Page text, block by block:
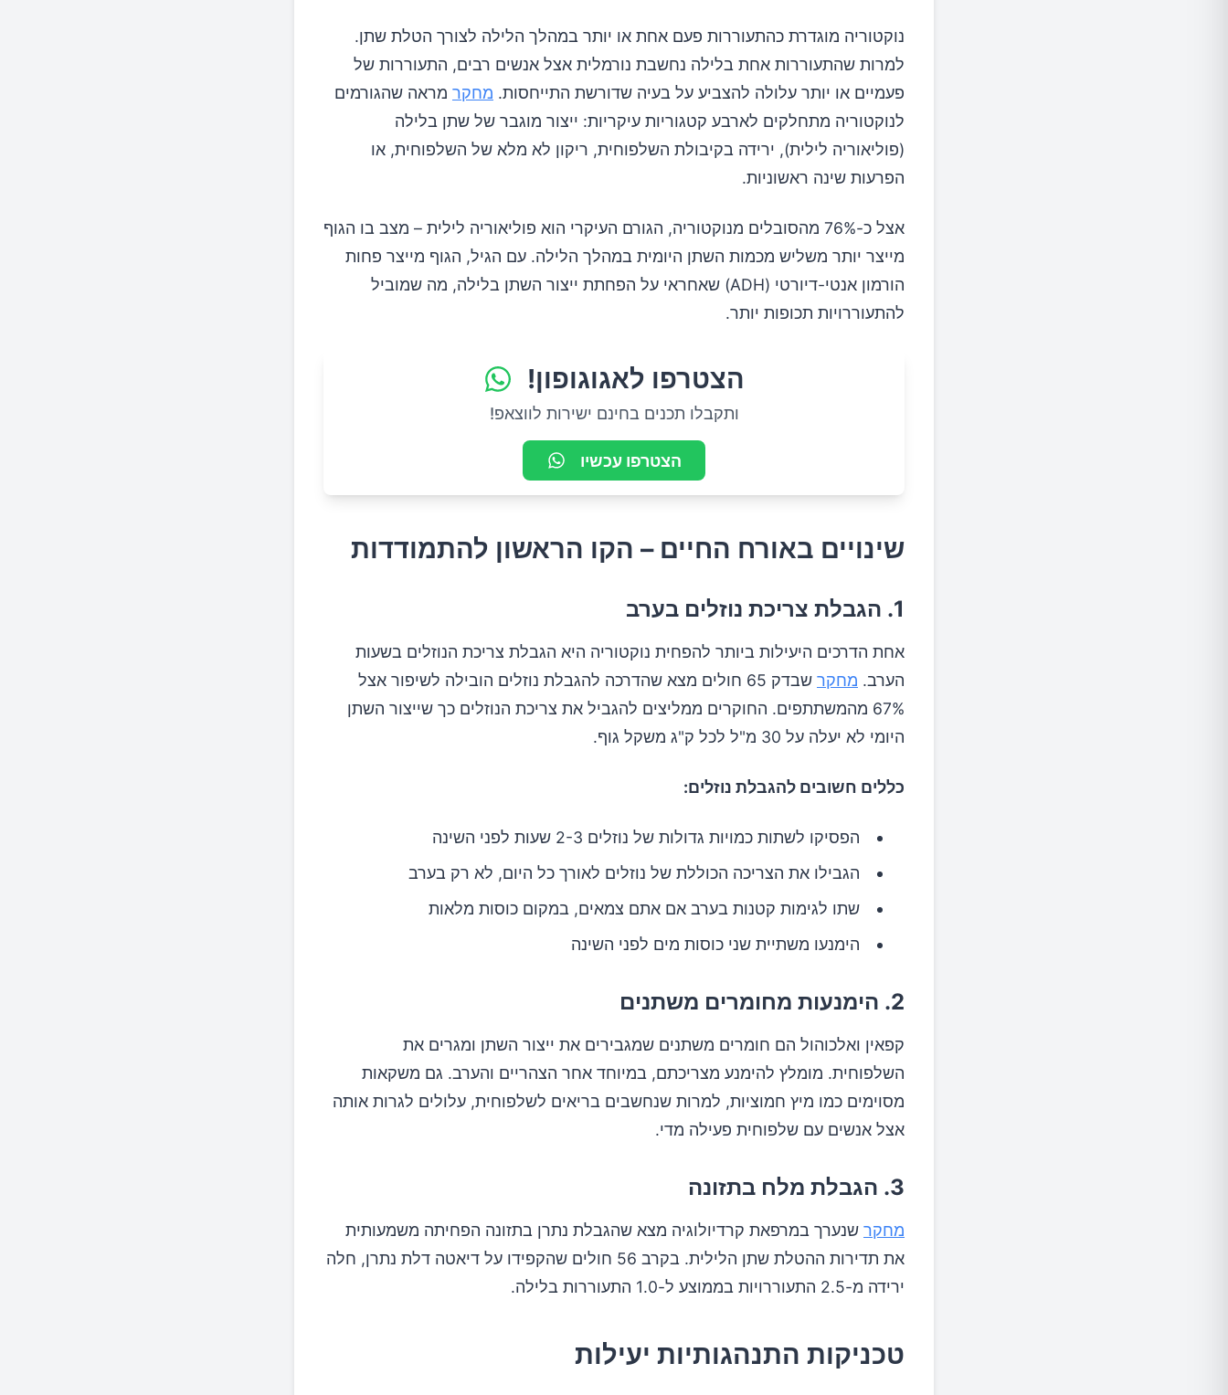
טיפולים תרופתיים – כאשר שינויי אורח חיים אינם מספיקים
גישה משולבת לטיפול מוצלח
חידושים ומחקרים עדכניים
נוקטוריה מוגדרת כהתעוררות פעם אחת או יותר במהלך הלילה לצורך הטלת שתן.
למרות שהתעוררות אחת בלילה נחשבת נורמלית אצל אנשים רבים, התעוררות של
פעמיים או יותר עלולה להצביע על בעיה שדורשת התייחסות. מחקר מראה שהגורמים
לנוקטוריה מתחלקים לארבע קטגוריות עיקריות: ייצור מוגבר של שתן בלילה
(פוליאוריה לילית), ירידה בקיבולת השלפוחית, ריקון לא מלא של השלפוחית, או
הפרעות שינה ראשוניות.
אצל כ-76% מהסובלים מנוקטוריה, הגורם העיקרי הוא פוליאוריה לילית – מצב בו הגוף
מייצר יותר משליש מכמות השתן היומית במהלך הלילה. עם הגיל, הגוף מייצר פחות
הורמון אנטי-דיורטי (ADH) שאחראי על הפחתת ייצור השתן בלילה, מה שמוביל
להתעוררויות תכופות יותר.
הצטרפו לאגוגופון!
ותקבלו תכנים בחינם ישירות לווצאפ!
הצטרפו עכשיו
שינויים באורח החיים – הקו הראשון להתמודדות
1. הגבלת צריכת נוזלים בערב
אחת הדרכים היעילות ביותר להפחית נוקטוריה היא הגבלת צריכת הנוזלים בשעות
הערב. מחקר
שבדק 65 חולים מצא שהדרכה להגבלת נוזלים הובילה לשיפור אצל
67% מהמשתתפים. החוקרים ממליצים להגביל את צריכת הנוזלים כך שייצור השתן
היומי לא יעלה על 30 מ"ל לכל ק"ג משקל גוף.
כללים חשובים להגבלת נוזלים:
הפסיקו לשתות כמויות גדולות של נוזלים 2-3 שעות לפני השינה
הגבילו את הצריכה הכוללת של נוזלים לאורך כל היום, לא רק בערב
שתו לגימות קטנות בערב אם אתם צמאים, במקום כוסות מלאות
הימנעו משתיית שני כוסות מים לפני השינה
2. הימנעות מחומרים משתנים
קפאין ואלכוהול הם חומרים משתנים שמגבירים את ייצור השתן ומגרים את
השלפוחית. מומלץ להימנע מצריכתם, במיוחד אחר הצהריים והערב. גם משקאות
מסוימים כמו מיץ חמוציות, למרות שנחשבים בריאים לשלפוחית, עלולים לגרות אותה
אצל אנשים עם שלפוחית פעילה מדי.
3. הגבלת מלח בתזונה
מחקר שנערך במרפאת קרדיולוגיה מצא שהגבלת נתרן בתזונה הפחיתה משמעותית
את תדירות ההטלת שתן הלילית. בקרב 56 חולים שהקפידו על דיאטה דלת נתרן, חלה
ירידה מ-2.5 התעוררויות בממוצע ל-1.0 התעוררות בלילה.
טכניקות התנהגותיות יעילות